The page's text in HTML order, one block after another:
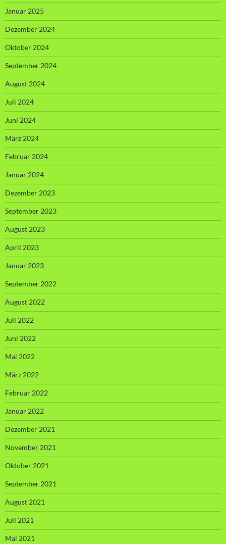
Januar 2025
Dezember 2024
Oktober 2024
September 2024
August 2024
Juli 2024
Juni 2024
März 2024
Februar 2024
Januar 2024
Dezember 2023
September 2023
August 2023
April 2023
Januar 2023
September 2022
August 2022
Juli 2022
Juni 2022
Mai 2022
März 2022
Februar 2022
Januar 2022
Dezember 2021
November 2021
Oktober 2021
September 2021
August 2021
Juli 2021
Mai 2021